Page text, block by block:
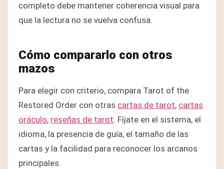
completo debe mantener coherencia visual para
que la lectura no se vuelva confusa.
Cómo compararlo con otros
mazos
Para elegir con criterio, compara Tarot of the
Restored Order con otras cartas de tarot, cartas
oráculo, reseñas de tarot. Fíjate en el sistema, el
idioma, la presencia de guía, el tamaño de las
cartas y la facilidad para reconocer los arcanos
principales.